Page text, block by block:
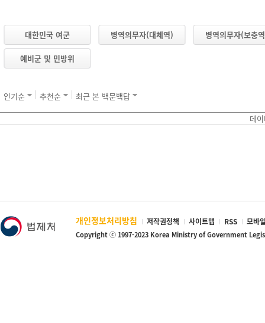
대한민국 여군 병역의무자(대체역) 병역의무자(보충
예비군 및 민방위
인기순 추천순
최근 본 백문백답
데
개인정보처리방침 저작권정책 사이트맵 RSS 모바
Copyright ⓒ 1997-2023 Korea Ministry of Government